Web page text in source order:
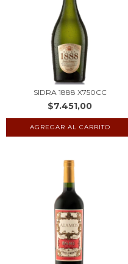
SIDRA 1888 X750CC
$7.451,00